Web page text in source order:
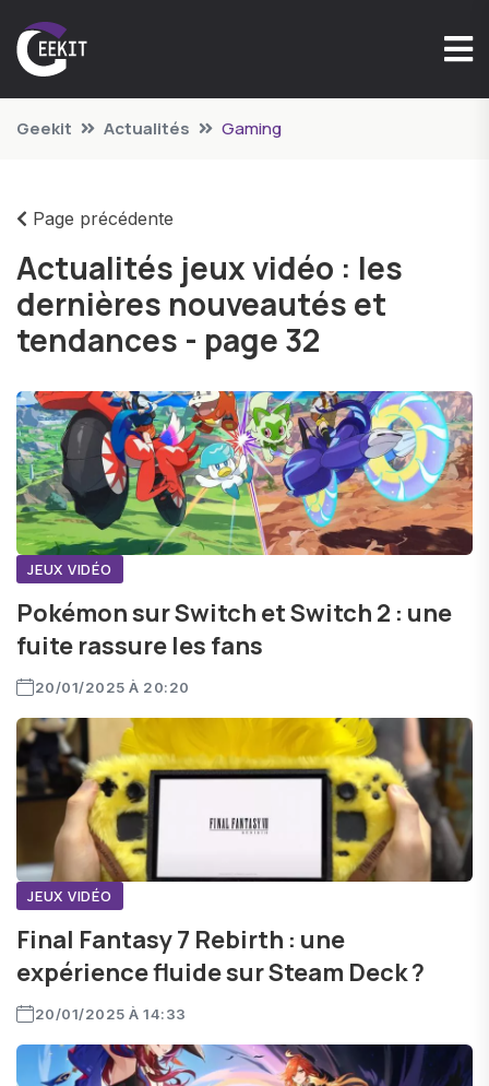
Geekit Actualités Gaming
Page précédente
Actualités jeux vidéo : les
dernières nouveautés et
tendances - page 32
JEUX VIDÉO
Pokémon sur Switch et Switch 2 : une
fuite rassure les fans
20/01/2025 À 20:20
JEUX VIDÉO
Final Fantasy 7 Rebirth : une
expérience fluide sur Steam Deck ?
20/01/2025 À 14:33